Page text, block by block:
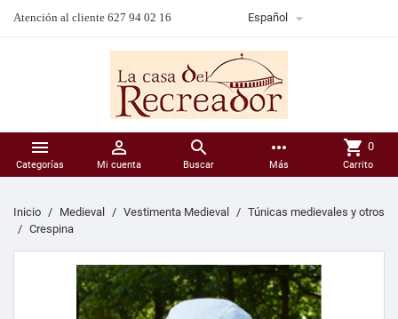
Atención al cliente 627 94 02 16 Español 

Categorías

Mi cuenta

Buscar
more_horiz
Más
shopping_cart 0
Carrito
Inicio Medieval Vestimenta Medieval
Túnicas medievales y otros
Crespina